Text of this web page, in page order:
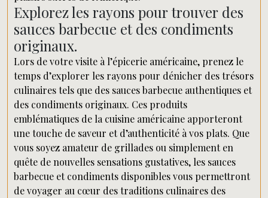
Explorez les rayons pour trouver des
sauces barbecue et des condiments
originaux.
Lors de votre visite à l’épicerie américaine, prenez le
temps d’explorer les rayons pour dénicher des trésors
culinaires tels que des sauces barbecue authentiques et
des condiments originaux. Ces produits
emblématiques de la cuisine américaine apporteront
une touche de saveur et d’authenticité à vos plats. Que
vous soyez amateur de grillades ou simplement en
quête de nouvelles sensations gustatives, les sauces
barbecue et condiments disponibles vous permettront
de voyager au cœur des traditions culinaires des